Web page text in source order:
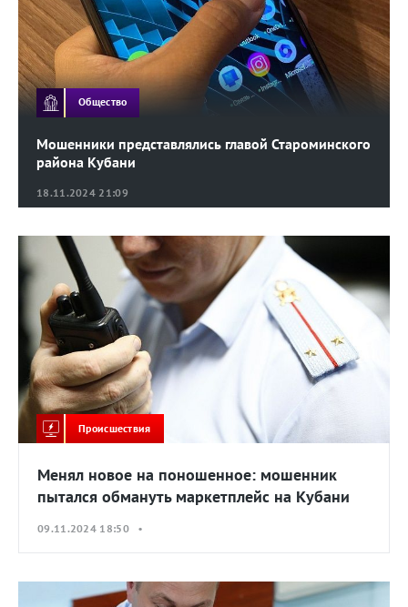
18.11.2024 21:09
Мошенники представлялись главой Староминского
района Кубани
Общество
Происшествия
Менял новое на поношенное: мошенник
пытался обмануть маркетплейс на Кубани
09.11.2024 18:50 •